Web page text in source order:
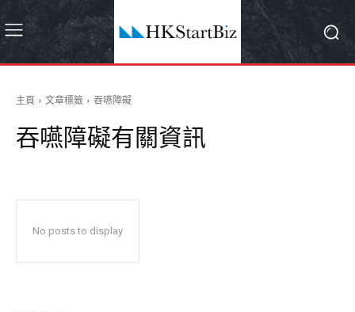
主頁 文章標籤 吞嚥障礙
吞嚥障礙有關資訊
No posts to display